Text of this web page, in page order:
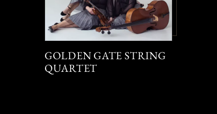
GOLDEN GATE STRING
QUARTET